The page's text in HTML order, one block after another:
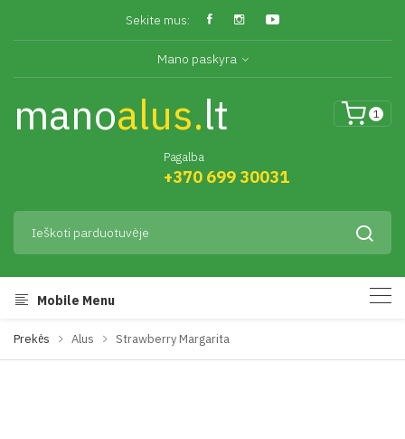
Sekite mus:
Mano paskyra
manoalus.lt
Pagalba
+370 699 30031
1
Mobile Menu
Prekės Alus Strawberry Margarita